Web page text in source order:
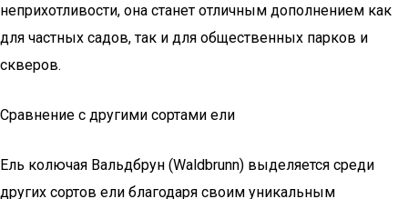
неприхотливости, она станет отличным дополнением как
для частных садов, так и для общественных парков и
скверов.
Сравнение с другими сортами ели
Ель колючая Вальдбрун (Waldbrunn) выделяется среди
других сортов ели благодаря своим уникальным